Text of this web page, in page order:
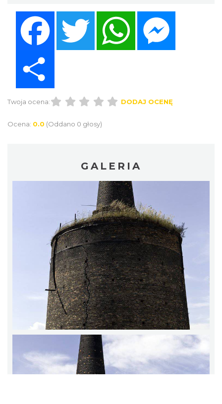
Twitter WhatsApp
Twoja ocena: DODAJ OCENĘ
Ocena: 0.0 (Oddano 0 głosy)
GALERIA